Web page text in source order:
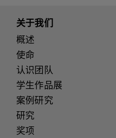
关于我们
概述
使命
认识团队
学生作品展
案例研究
研究
奖项